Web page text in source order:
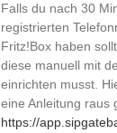
Falls du nach 30
registrierten
Fritz!Box haben
diese manuell mit
einrichten musst.
eine Anleitung raus
https://